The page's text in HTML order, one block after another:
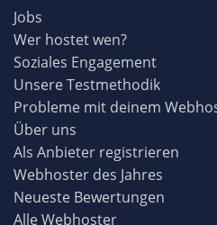
Jobs
Wer hostet wen?
Soziales Engagement
Unsere Testmethodik
Probleme mit deinem
Über uns
Als Anbieter registrieren
Webhoster des Jahres
Neueste Bewertungen
Alle Webhoster